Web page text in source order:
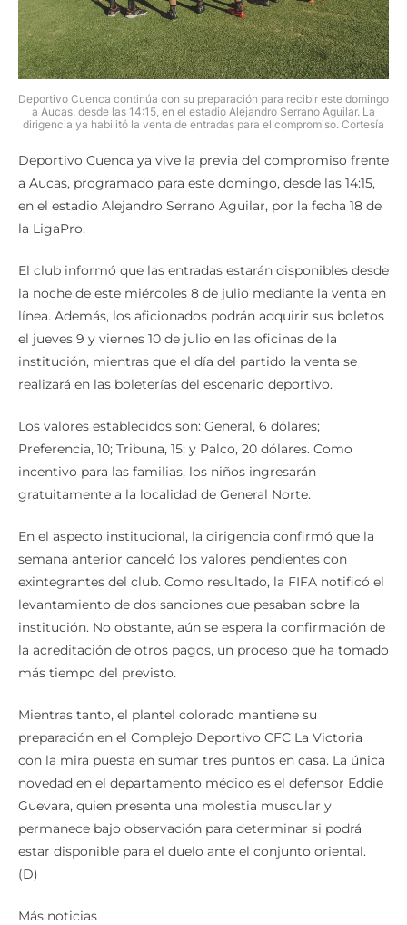
Deportivo Cuenca continúa con su preparación para recibir este domingo
a Aucas, desde las 14:15, en el estadio Alejandro Serrano Aguilar. La
dirigencia ya habilitó la venta de entradas para el compromiso. Cortesía
Deportivo Cuenca ya vive la previa del compromiso frente
a Aucas, programado para este domingo, desde las 14:15,
en el estadio Alejandro Serrano Aguilar, por la fecha 18 de
la LigaPro.
El club informó que las entradas estarán disponibles desde
la noche de este miércoles 8 de julio mediante la venta en
línea. Además, los aficionados podrán adquirir sus boletos
el jueves 9 y viernes 10 de julio en las oficinas de la
institución, mientras que el día del partido la venta se
realizará en las boleterías del escenario deportivo.
Los valores establecidos son: General, 6 dólares;
Preferencia, 10; Tribuna, 15; y Palco, 20 dólares. Como
incentivo para las familias, los niños ingresarán
gratuitamente a la localidad de General Norte.
En el aspecto institucional, la dirigencia confirmó que la
semana anterior canceló los valores pendientes con
exintegrantes del club. Como resultado, la FIFA notificó el
levantamiento de dos sanciones que pesaban sobre la
institución. No obstante, aún se espera la confirmación de
la acreditación de otros pagos, un proceso que ha tomado
más tiempo del previsto.
Mientras tanto, el plantel colorado mantiene su
preparación en el Complejo Deportivo CFC La Victoria
con la mira puesta en sumar tres puntos en casa. La única
novedad en el departamento médico es el defensor Eddie
Guevara, quien presenta una molestia muscular y
permanece bajo observación para determinar si podrá
estar disponible para el duelo ante el conjunto oriental.
(D)
Más noticias